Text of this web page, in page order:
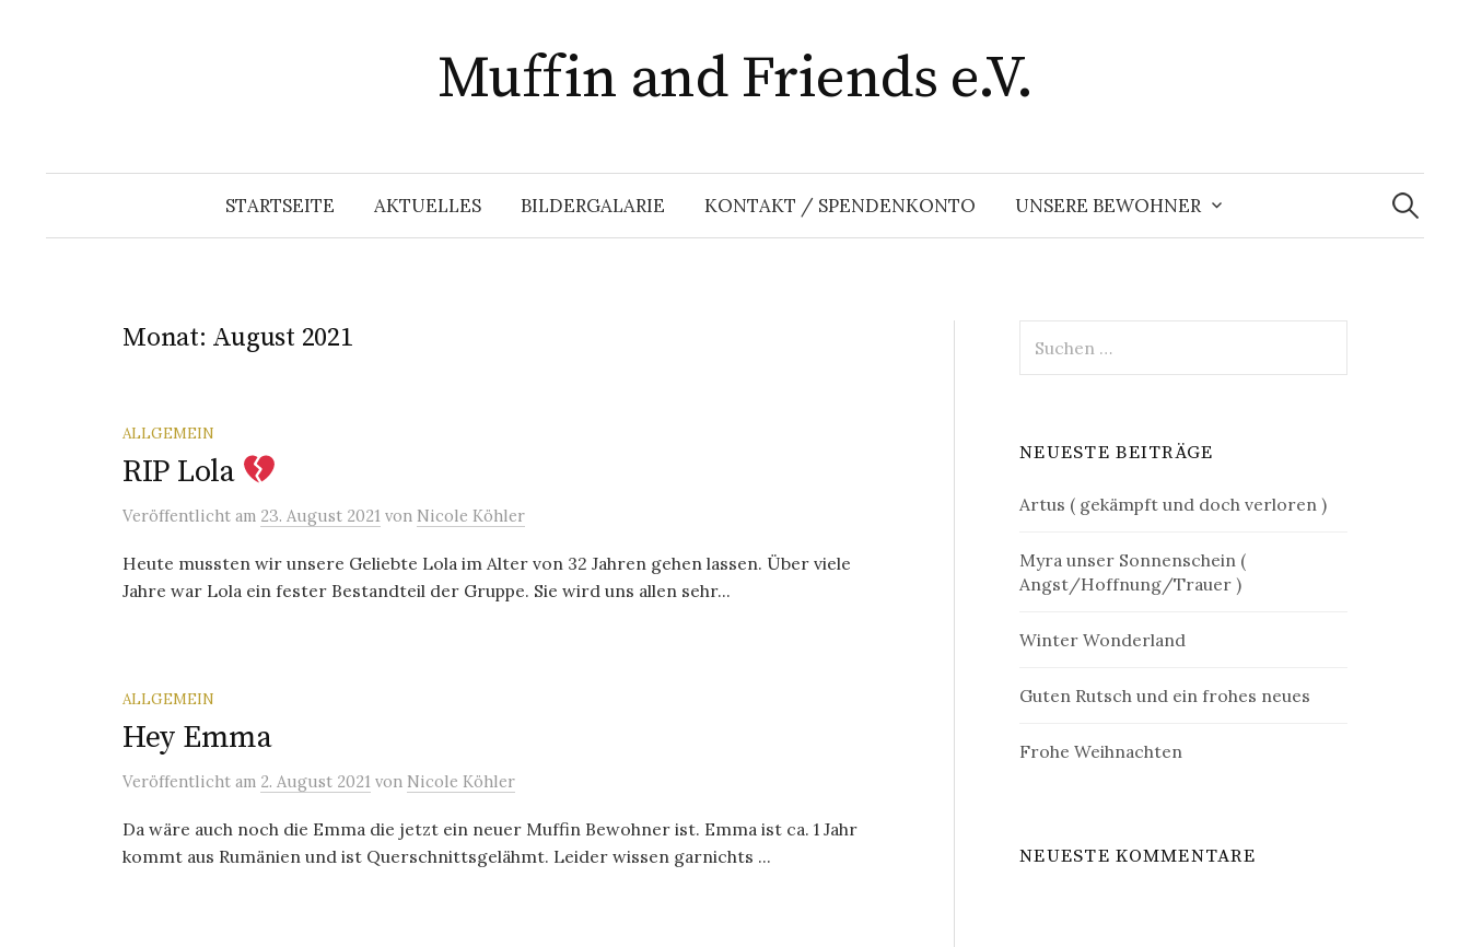
Muffin and Friends e.V.
STARTSEITE AKTUELLES BILDERGALARIE KONTAKT / SPENDENKONTO UNSERE BEWOHNER
Suchen
nach:
Monat: August 2021
ALLGEMEIN
RIP Lola
Veröffentlicht am 23. August 2021 von Nicole Köhler
Heute mussten wir unsere Geliebte Lola im Alter von 32 Jahren gehen lassen. Über viele
Jahre war Lola ein fester Bestandteil der Gruppe. Sie wird uns allen sehr...
ALLGEMEIN
Hey Emma
Veröffentlicht am 2. August 2021 von Nicole Köhler
Da wäre auch noch die Emma die jetzt ein neuer Muffin Bewohner ist. Emma ist ca. 1 Jahr
kommt aus Rumänien und ist Querschnittsgelähmt. Leider wissen garnichts ...
nach:
NEUESTE BEITRÄGE
Artus ( gekämpft und doch verloren )
Myra unser Sonnenschein (
Angst/Hoffnung/Trauer )
Winter Wonderland
Guten Rutsch und ein frohes neues
Frohe Weihnachten
NEUESTE KOMMENTARE